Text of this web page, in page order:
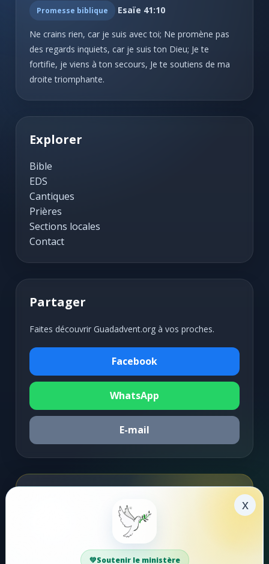
Promesse biblique Esaïe 41:10
Ne crains rien, car je suis avec toi; Ne promène pas
des regards inquiets, car je suis ton Dieu; Je te
fortifie, je viens à ton secours, Je te soutiens de ma
droite triomphante.
Explorer
Bible
EDS
Cantiques
Prières
Sections locales
Contact
Partager
Faites découvrir Guadadvent.org à vos proches.
Facebook
WhatsApp
E-mail
Votre soutien aide Guadadvent.org à continuer sa
x
Soutenir le ministère